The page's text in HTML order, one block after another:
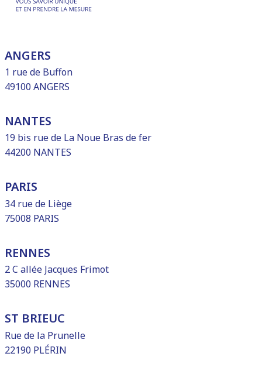
ANGERS
1 rue de Buffon
49100 ANGERS
NANTES
19 bis rue de La Noue Bras de fer
44200 NANTES
PARIS
34 rue de Liège
75008 PARIS
RENNES
2 C allée Jacques Frimot
35000 RENNES
ST BRIEUC
Rue de la Prunelle
22190 PLÉRIN